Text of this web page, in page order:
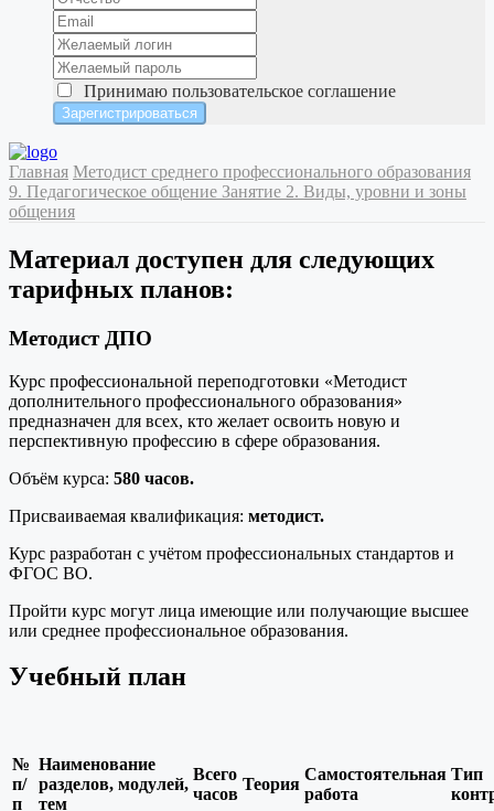
Принимаю пользовательское соглашение
Главная Методист среднего профессионального образования
9. Педагогическое общение Занятие 2. Виды, уровни и зоны
общения
Материал доступен для следующих
тарифных планов:
Методист ДПО
Курс профессиональной переподготовки «Методист
дополнительного профессионального образования»
предназначен для всех, кто желает освоить новую и
перспективную профессию в сфере образования.
Объём курса: 580 часов.
Присваиваемая квалификация: методист.
Курс разработан с учётом профессиональных стандартов и
ФГОС ВО.
Пройти курс могут лица имеющие или получающие высшее
или среднее профессиональное образования.
Учебный план
№
п/
п
Наименование
разделов, модулей,
тем
Всего
часов
Теория
Самостоятельная
работа
Тип